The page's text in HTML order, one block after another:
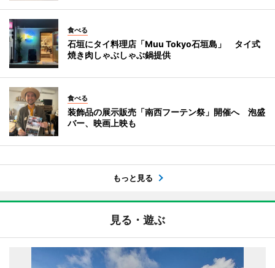
食べる
石垣にタイ料理店「Muu Tokyo石垣島」 タイ式
焼き肉しゃぶしゃぶ鍋提供
食べる
装飾品の展示販売「南西フーテン祭」開催へ 泡盛
バー、映画上映も
もっと見る
見る・遊ぶ